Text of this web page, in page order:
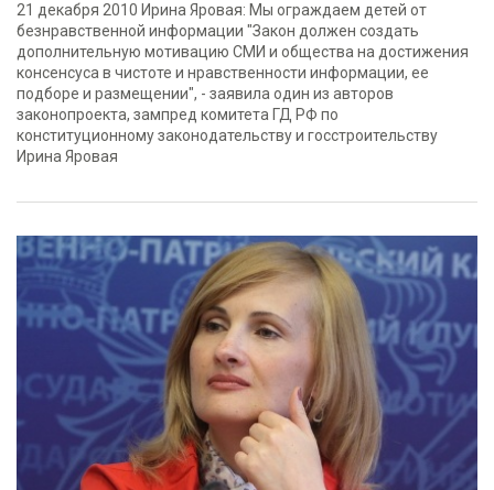
21 декабря 2010 Ирина Яровая: Мы ограждаем детей от
безнравственной информации "Закон должен создать
дополнительную мотивацию СМИ и общества на достижения
консенсуса в чистоте и нравственности информации, ее
подборе и размещении", - заявила один из авторов
законопроекта, зампред комитета ГД РФ по
конституционному законодательству и госстроительству
Ирина Яровая